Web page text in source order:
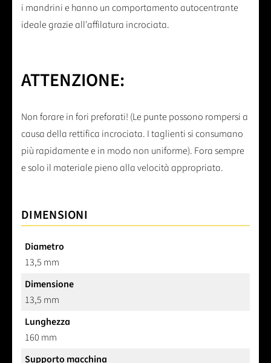
i mandrini e hanno un comportamento autocentrante
ideale grazie all'affilatura incrociata.
ATTENZIONE:
Non forare in fori preforati! (Le punte possono rompersi a
causa della rettifica incrociata. I taglienti si consumano
più rapidamente e in modo non uniforme). Fora sempre
e solo il materiale pieno alla velocità appropriata.
DIMENSIONI
Diametro
13,5 mm
Dimensione
13,5 mm
Lunghezza
160 mm
Supporto macchina